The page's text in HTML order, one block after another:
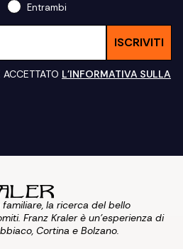
Entrambi
ISCRIVITI
L'INFORMATIVA SULLA
la ricerca del bello
Franz Kraler è un'esperienza di
Cortina e Bolzano.